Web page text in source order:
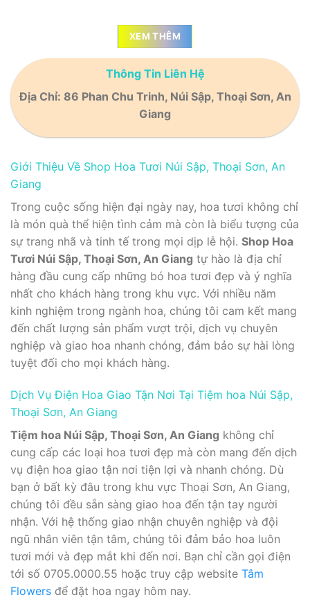
XEM THÊM
Thông Tin Liên Hệ
Địa Chỉ: 86 Phan Chu Trinh, Núi Sập, Thoại Sơn, An
Giang
Giới Thiệu Về Shop Hoa Tươi Núi Sập, Thoại Sơn, An
Giang
Trong cuộc sống hiện đại ngày nay, hoa tươi không chỉ
là món quà thể hiện tình cảm mà còn là biểu tượng của
sự trang nhã và tinh tế trong mọi dịp lễ hội. Shop Hoa
Tươi Núi Sập, Thoại Sơn, An Giang tự hào là địa chỉ
hàng đầu cung cấp những bó hoa tươi đẹp và ý nghĩa
nhất cho khách hàng trong khu vực. Với nhiều năm
kinh nghiệm trong ngành hoa, chúng tôi cam kết mang
đến chất lượng sản phẩm vượt trội, dịch vụ chuyên
nghiệp và giao hoa nhanh chóng, đảm bảo sự hài lòng
tuyệt đối cho mọi khách hàng.
Dịch Vụ Điện Hoa Giao Tận Nơi Tại Tiệm hoa Núi Sập,
Thoại Sơn, An Giang
Tiệm hoa Núi Sập, Thoại Sơn, An Giang không chỉ
cung cấp các loại hoa tươi đẹp mà còn mang đến dịch
vụ điện hoa giao tận nơi tiện lợi và nhanh chóng. Dù
bạn ở bất kỳ đâu trong khu vực Thoại Sơn, An Giang,
chúng tôi đều sẵn sàng giao hoa đến tận tay người
nhận. Với hệ thống giao nhận chuyên nghiệp và đội
ngũ nhân viên tận tâm, chúng tôi đảm bảo hoa luôn
tươi mới và đẹp mắt khi đến nơi. Bạn chỉ cần gọi điện
tới số 0705.0000.55 hoặc truy cập website Tâm
Flowers để đặt hoa ngay hôm nay.